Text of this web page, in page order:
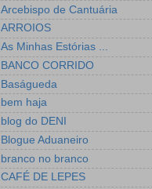
Arcebispo de Cantuária
ARROIOS
As Minhas Estórias ...
BANCO CORRIDO
Baságueda
bem haja
blog do DENI
Blogue Aduaneiro
branco no branco
CAFÉ DE LEPES